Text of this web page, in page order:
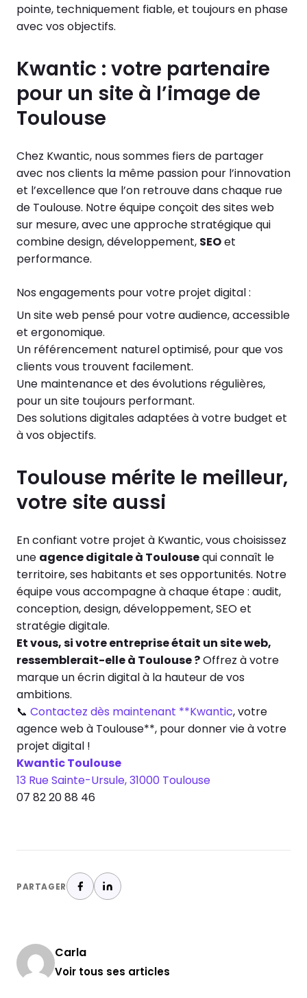
pointe, techniquement fiable, et toujours en phase
avec vos objectifs.
Kwantic : votre partenaire
pour un site à l’image de
Toulouse
Chez Kwantic, nous sommes fiers de partager
avec nos clients la même passion pour l’innovation
et l’excellence que l’on retrouve dans chaque rue
de Toulouse. Notre équipe conçoit des sites web
sur mesure, avec une approche stratégique qui
combine design, développement, SEOet
performance.
Nos engagements pour votre projet digital :
Un site web pensé pour votre audience, accessible
et ergonomique.
Un référencement naturel optimisé, pour que vos
clients vous trouvent facilement.
Une maintenance et des évolutions régulières,
pour un site toujours performant.
Des solutions digitales adaptées à votre budget et
à vos objectifs.
Toulouse mérite le meilleur,
votre site aussi
En confiant votre projet à Kwantic, vous choisissez
une agence digitale à Toulousequi connaît le
territoire, ses habitants et ses opportunités. Notre
équipe vous accompagne à chaque étape : audit,
conception, design, développement, SEO et
stratégie digitale.
Et vous, si votre entreprise était un site web,
ressemblerait-elle à Toulouse ?Offrez à votre
marque un écrin digital à la hauteur de vos
ambitions.
📞 Contactez dès maintenant **Kwantic, votre
agence web à Toulouse**, pour donner vie à votre
projet digital !
Kwantic Toulouse
13 Rue Sainte-Ursule, 31000 Toulouse
07 82 20 88 46
PARTAGER
Carla
Voir tous ses articles